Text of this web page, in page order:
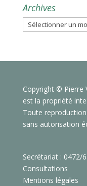
Archives
Archives
Copyright © Pierre
est la propriété
Toute
sans autorisation
Secrétariat : 0472/
Consultations
Mentions légales